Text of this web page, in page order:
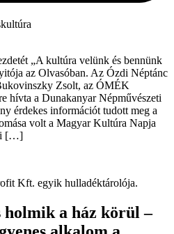
kultúra
„A kultúra velünk és bennünk
az Olvasóban. Az Ózdi Néptánc
Zsolt, az ÓMÉK
hívta a Dunakanyar Népművészeti
érdekes információt tudott meg a
volt a Magyar Kultúra Napja
[…]
holmik a ház körül –